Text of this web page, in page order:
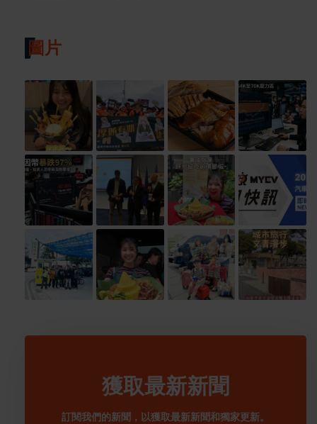
圖片
獲取最新新聞
訂閱我們的新聞，以獲取最新新聞和獨家更新。